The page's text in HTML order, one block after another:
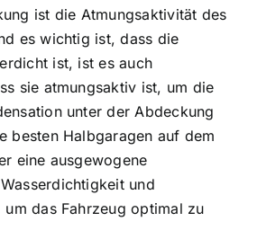
ist die Atmungsaktivität des
es wichtig ist, dass die
ist, ist es auch
sie atmungsaktiv ist, um die
unter der Abdeckung
besten Halbgaragen auf dem
eine ausgewogene
und
das Fahrzeug optimal zu